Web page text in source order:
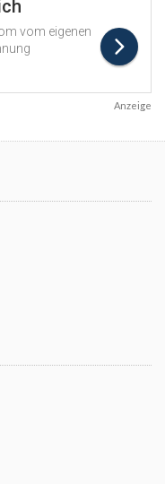
Anzeige